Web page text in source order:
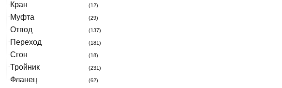
Кран (12)
Муфта (29)
Отвод (137)
Переход (181)
Сгон (18)
Тройник (231)
Фланец (62)